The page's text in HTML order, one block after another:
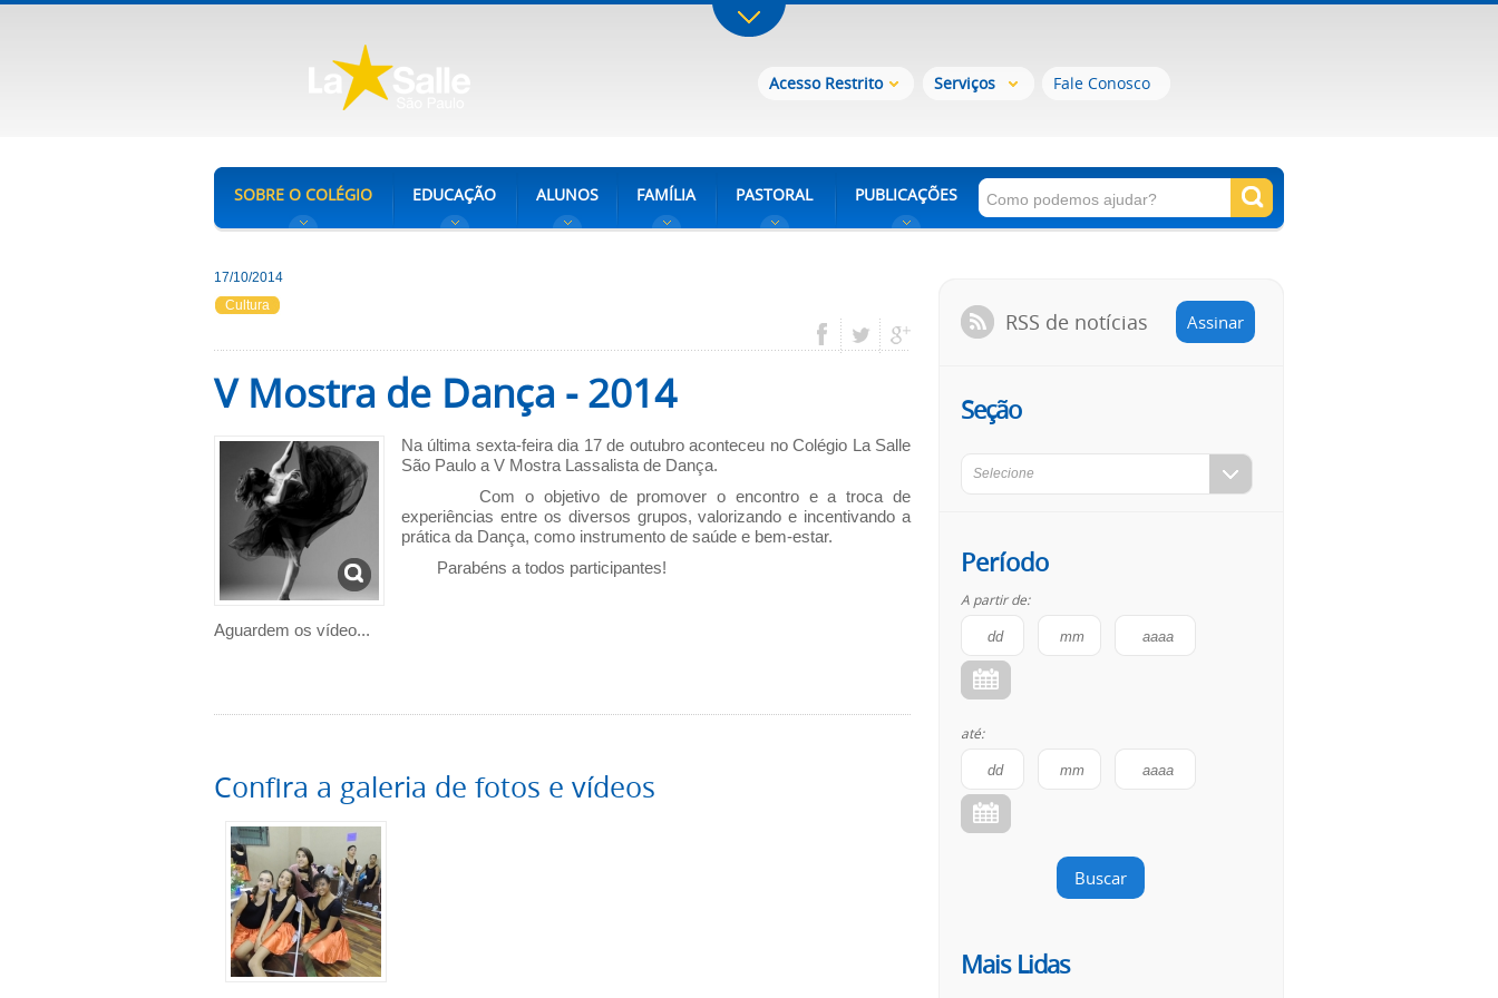
Acesso Restrito Serviços Fale Conosco
SOBRE O COLÉGIO EDUCAÇÃO ALUNOS FAMÍLIA PASTORAL PUBLICAÇÕES
17/10/2014
Cultura
V Mostra de Dança - 2014
Na última sexta-feira dia 17 de outubro aconteceu no Colégio La Salle
São Paulo a V Mostra Lassalista de Dança.
Com o objetivo de promover o encontro e a troca de
experiências entre os diversos grupos, valorizando e incentivando a
prática da Dança, como instrumento de saúde e bem-estar.
Parabéns a todos participantes!
Aguardem os vídeo...
Confira a galeria de fotos e vídeos
RSS de notícias Assinar
Seção
Selecione
Período
A partir de:
até:
Buscar
Mais Lidas